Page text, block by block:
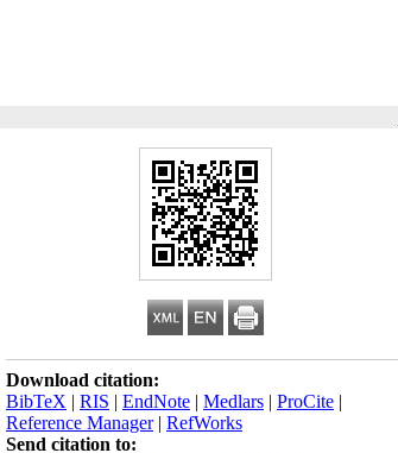
Download citation:
BibTeX | RIS | EndNote | Medlars | ProCite |
Reference Manager| RefWorks
Send citation to: